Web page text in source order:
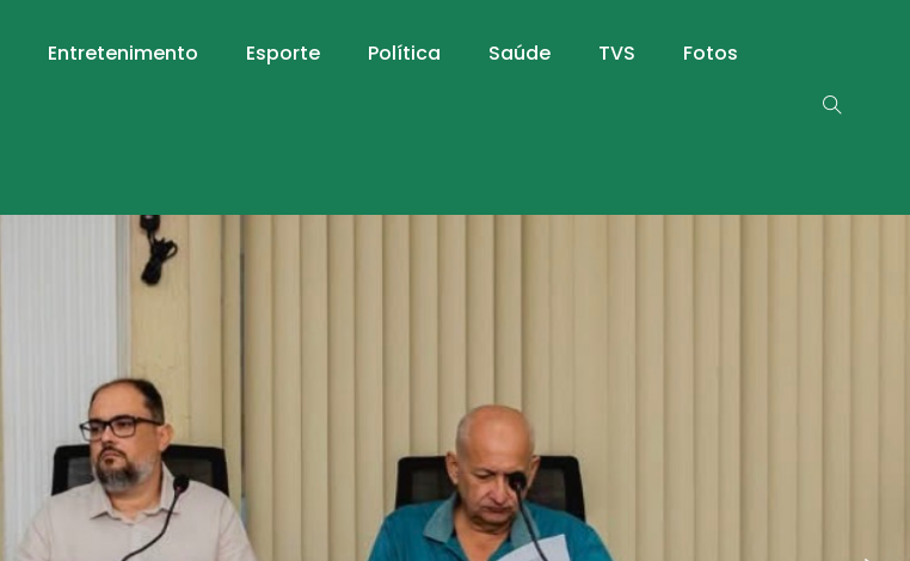
Entretenimento Esporte Política Saúde TVS Fotos